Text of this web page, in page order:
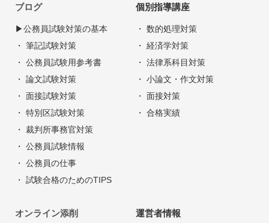
ブログ
▶︎公務員試験対策の基本
・ 筆記試験対策
・ 公務員試験用参考書
・ 論文試験対策
・ 面接試験対策
・ 特別区試験対策
・ 裁判所事務官対策
・ 公務員試験情報
・ 公務員の仕事
・ 試験合格のためのTIPS
個別指導講座
・ 数的処理対策
・ 経済学対策
・ 法律系科目対策
・ 小論文・作文対策
・ 面接対策
・ 合格実績
オンライン添削
運営者情報